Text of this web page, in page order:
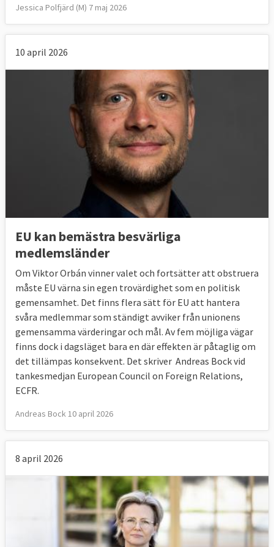
Jessica Polfjärd (M) 7 maj 2026
10 april 2026
EU kan bemästra besvärliga
medlemsländer
Om Viktor Orbán vinner valet och fortsätter att obstruera
måste EU värna sin egen trovärdighet som en politisk
gemensamhet. Det finns flera sätt för EU att hantera
svåra medlemmar som ständigt avviker från unionens
gemensamma värderingar och mål. Av fem möjliga vägar
finns dock i dagsläget bara en där effekten är påtaglig om
det tillämpas konsekvent. Det skriver Andreas Bock vid
tankesmedjan European Council on Foreign Relations,
ECFR.
Andreas Bock 10 april 2026
8 april 2026